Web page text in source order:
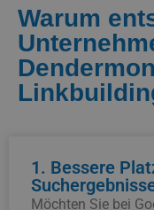
Warum
1. Bessere
Möchten Sie bei